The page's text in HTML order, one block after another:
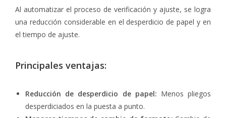
Al automatizar el proceso de verificación y ajuste, se logra
una reducción considerable en el desperdicio de papel y en
el tiempo de ajuste.
Principales ventajas:
Reducción de desperdicio de papel: Menos pliegos
desperdiciados en la puesta a punto.